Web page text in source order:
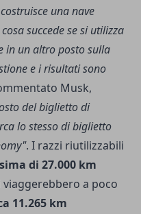
una nave
succede se si utilizza
in un altro posto sulla
e i risultati sono
Musk,
del biglietto di
lo stesso di biglietto
. I razzi riutilizzabili
di 27.000 km
a poco
11.265 km